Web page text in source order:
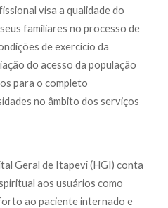
visa a qualidade do
familiares no processo de
de exercício da
do acesso da população
para o completo
no âmbito dos serviços
Geral de Itapevi (HGI) conta
aos usuários como
ao paciente internado e